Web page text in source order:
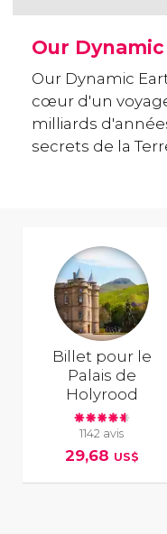
Our
Our Dynamic
cœur d'un
milliards
secrets de la
Billet pour le
Palais de
Holyrood
1142 avis
29,68 US$